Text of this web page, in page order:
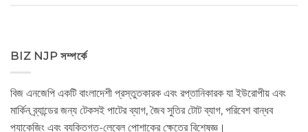
BIZ NJP সম্পর্কে
বিজ এনজেপি একটি বাংলাদেশী প্রস্তুতকারক এবং রপ্তানিকারক যা ইউরোপীয় এবং
মার্কিন ব্র্যান্ডের জন্য টেকসই পাটের ব্যাগ, জৈব সুতির টোট ব্যাগ, পরিবেশ বান্ধব
প্যাকেজিং এবং ব্যক্তিগত-লেবেল পোশাকের ক্ষেত্রে বিশেষজ্ঞ।